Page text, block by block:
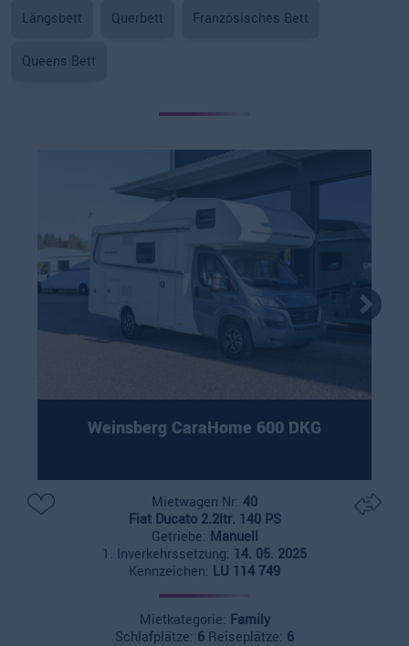
Längsbett
Querbett Französisches Bett
Queens Bett
Weinsberg CaraHome 600 DKG
Mietwagen Nr: 40
Fiat Ducato 2.2ltr. 140 PS
Getriebe: Manuell
1. Inverkehrssetzung: 14. 05. 2025
Kennzeichen: LU 114 749
Mietkategorie: Family
Schlafplätze: 6 Reiseplätze: 6